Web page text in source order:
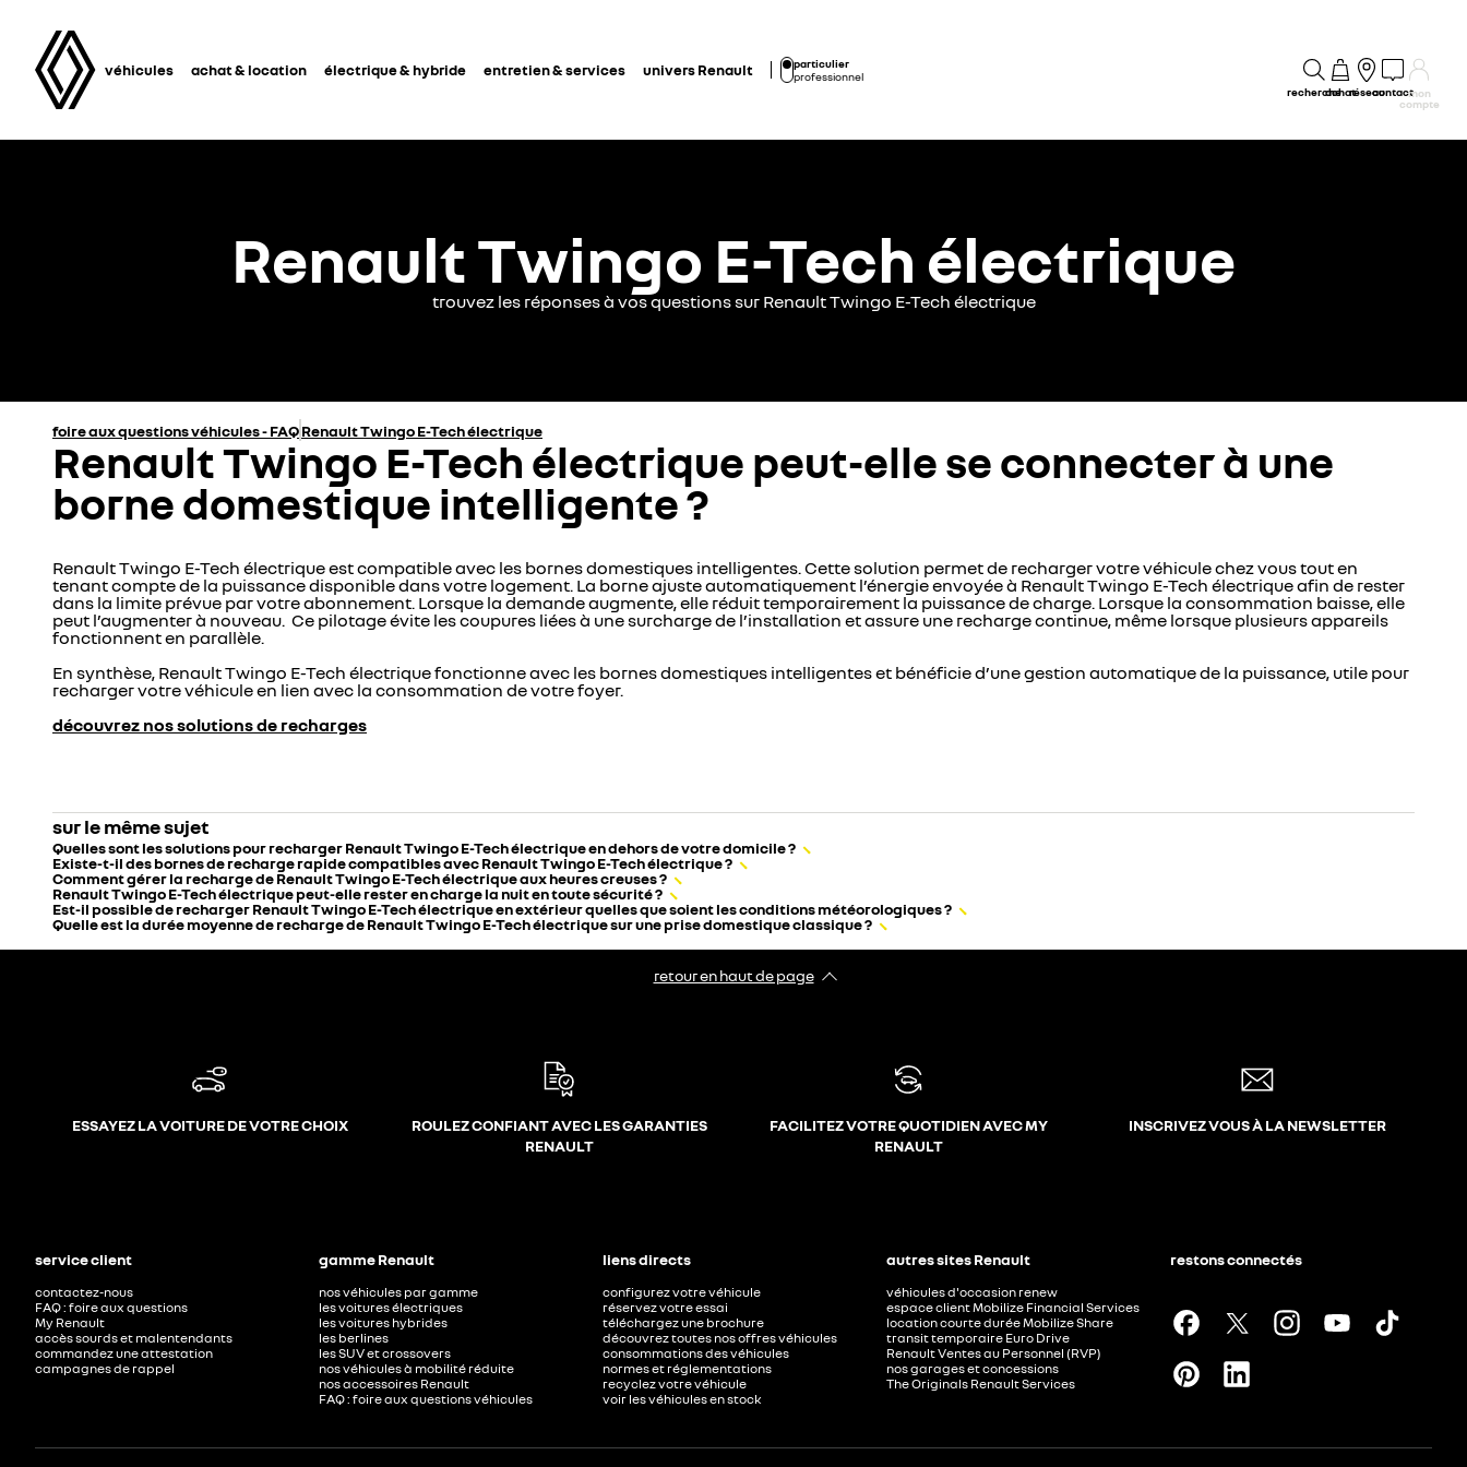
véhicules achat & location électrique & hybride entretien & services univers Renault
particulier
professionnel
rechercheachatréseaucontactmon
compte
Renault Twingo E-Tech électrique
trouvez les réponses à vos questions sur Renault Twingo E-Tech électrique
foire aux questions véhicules - FAQRenault Twingo E-Tech électrique
Renault Twingo E-Tech électrique peut-elle se connecter à une
borne domestique intelligente ?
Renault Twingo E-Tech électrique est compatible avec les bornes domestiques intelligentes. Cette solution permet de recharger votre véhicule chez vous tout en
tenant compte de la puissance disponible dans votre logement. La borne ajuste automatiquement l’énergie envoyée à Renault Twingo E-Tech électrique afin de rester
dans la limite prévue par votre abonnement. Lorsque la demande augmente, elle réduit temporairement la puissance de charge. Lorsque la consommation baisse, elle
peut l’augmenter à nouveau. Ce pilotage évite les coupures liées à une surcharge de l’installation et assure une recharge continue, même lorsque plusieurs appareils
fonctionnent en parallèle.
En synthèse, Renault Twingo E-Tech électrique fonctionne avec les bornes domestiques intelligentes et bénéficie d’une gestion automatique de la puissance, utile pour
recharger votre véhicule en lien avec la consommation de votre foyer.
découvrez nos solutions de recharges
sur le même sujet
Quelles sont les solutions pour recharger Renault Twingo E-Tech électrique en dehors de votre domicile ?
Existe-t-il des bornes de recharge rapide compatibles avec Renault Twingo E-Tech électrique ?
Comment gérer la recharge de Renault Twingo E-Tech électrique aux heures creuses ?
Renault Twingo E-Tech électrique peut-elle rester en charge la nuit en toute sécurité ?
Est-il possible de recharger Renault Twingo E-Tech électrique en extérieur quelles que soient les conditions météorologiques ?
Quelle est la durée moyenne de recharge de Renault Twingo E-Tech électrique sur une prise domestique classique ?
retour en haut de page​
ESSAYEZ LA VOITURE DE VOTRE CHOIX
ROULEZ CONFIANT AVEC LES GARANTIES
RENAULT
FACILITEZ VOTRE QUOTIDIEN AVEC MY
RENAULT
INSCRIVEZ VOUS À LA NEWSLETTER
service client
contactez-nous
FAQ : foire aux questions
My Renault
accès sourds et malentendants
commandez une attestation
campagnes de rappel
gamme Renault
nos véhicules par gamme
les voitures électriques
les voitures hybrides
les berlines
les SUV et crossovers
nos véhicules à mobilité réduite
nos accessoires Renault​
FAQ : foire aux questions véhicules
liens directs
configurez votre véhicule
réservez votre essai
téléchargez une brochure
découvrez toutes nos offres véhicules
consommations des véhicules
normes et réglementations
recyclez votre véhicule
voir les véhicules en stock
autres sites Renault
véhicules d'occasion renew
espace client Mobilize Financial Services
location courte durée Mobilize Share
transit temporaire Euro Drive
Renault Ventes au Personnel (RVP)
nos garages et concessions
The Originals Renault Services
restons connectés